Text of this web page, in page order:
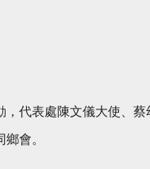
代表處陳文儀大使、
會。